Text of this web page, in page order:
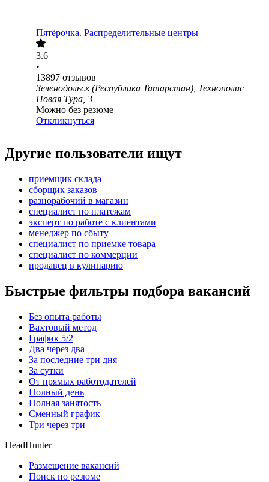
Пятёрочка. Распределительные центры
3.6
•
13897 отзывов
Зеленодольск (Республика Татарстан), Технополис
Новая Тура, 3
Можно без резюме
Откликнуться
Другие пользователи ищут
приемщик склада
сборщик заказов
разнорабочий в магазин
специалист по платежам
эксперт по работе с клиентами
менеджер по сбыту
специалист по приемке товара
специалист по коммерции
продавец в кулинарию
Быстрые фильтры подбора вакансий
Без опыта работы
Вахтовый метод
График 5/2
Два через два
За последние три дня
За сутки
От прямых работодателей
Полный день
Полная занятость
Сменный график
Три через три
HeadHunter
Размещение вакансий
Поиск по резюме